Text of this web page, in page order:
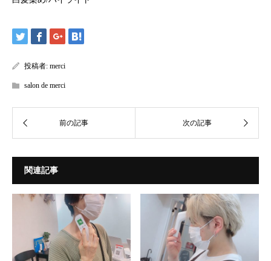
投稿者: merci
salon de merci
関連記事